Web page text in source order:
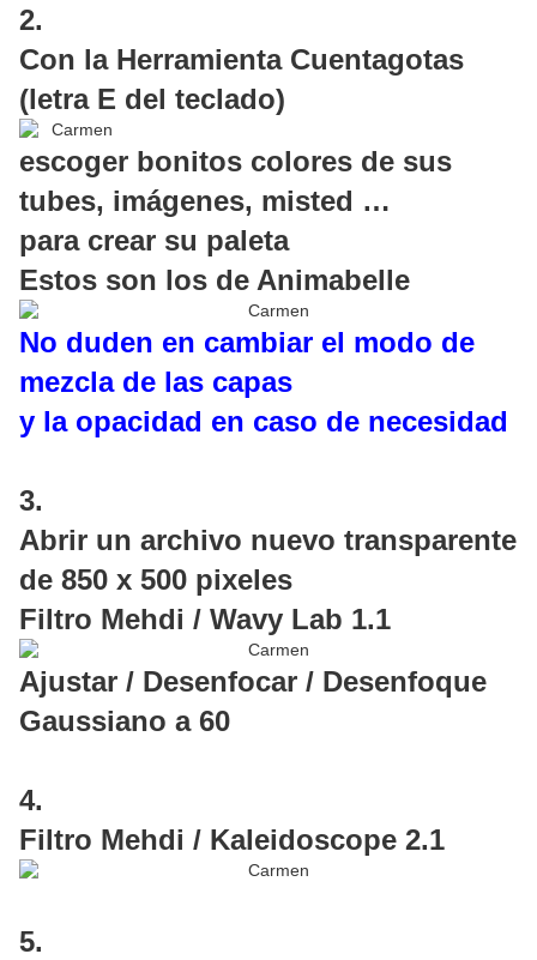
2.
Con la Herramienta Cuentagotas
(letra E del teclado)
escoger bonitos colores de sus
tubes, imágenes, misted …
para crear su paleta
Estos son los de Animabelle
No duden en cambiar el modo de
mezcla de las capas
y la opacidad en caso de necesidad
3.
Abrir un archivo nuevo transparente
de 850 x 500 pixeles
Filtro Mehdi / Wavy Lab 1.1
Ajustar / Desenfocar / Desenfoque
Gaussiano a 60
4.
Filtro Mehdi / Kaleidoscope 2.1
5.